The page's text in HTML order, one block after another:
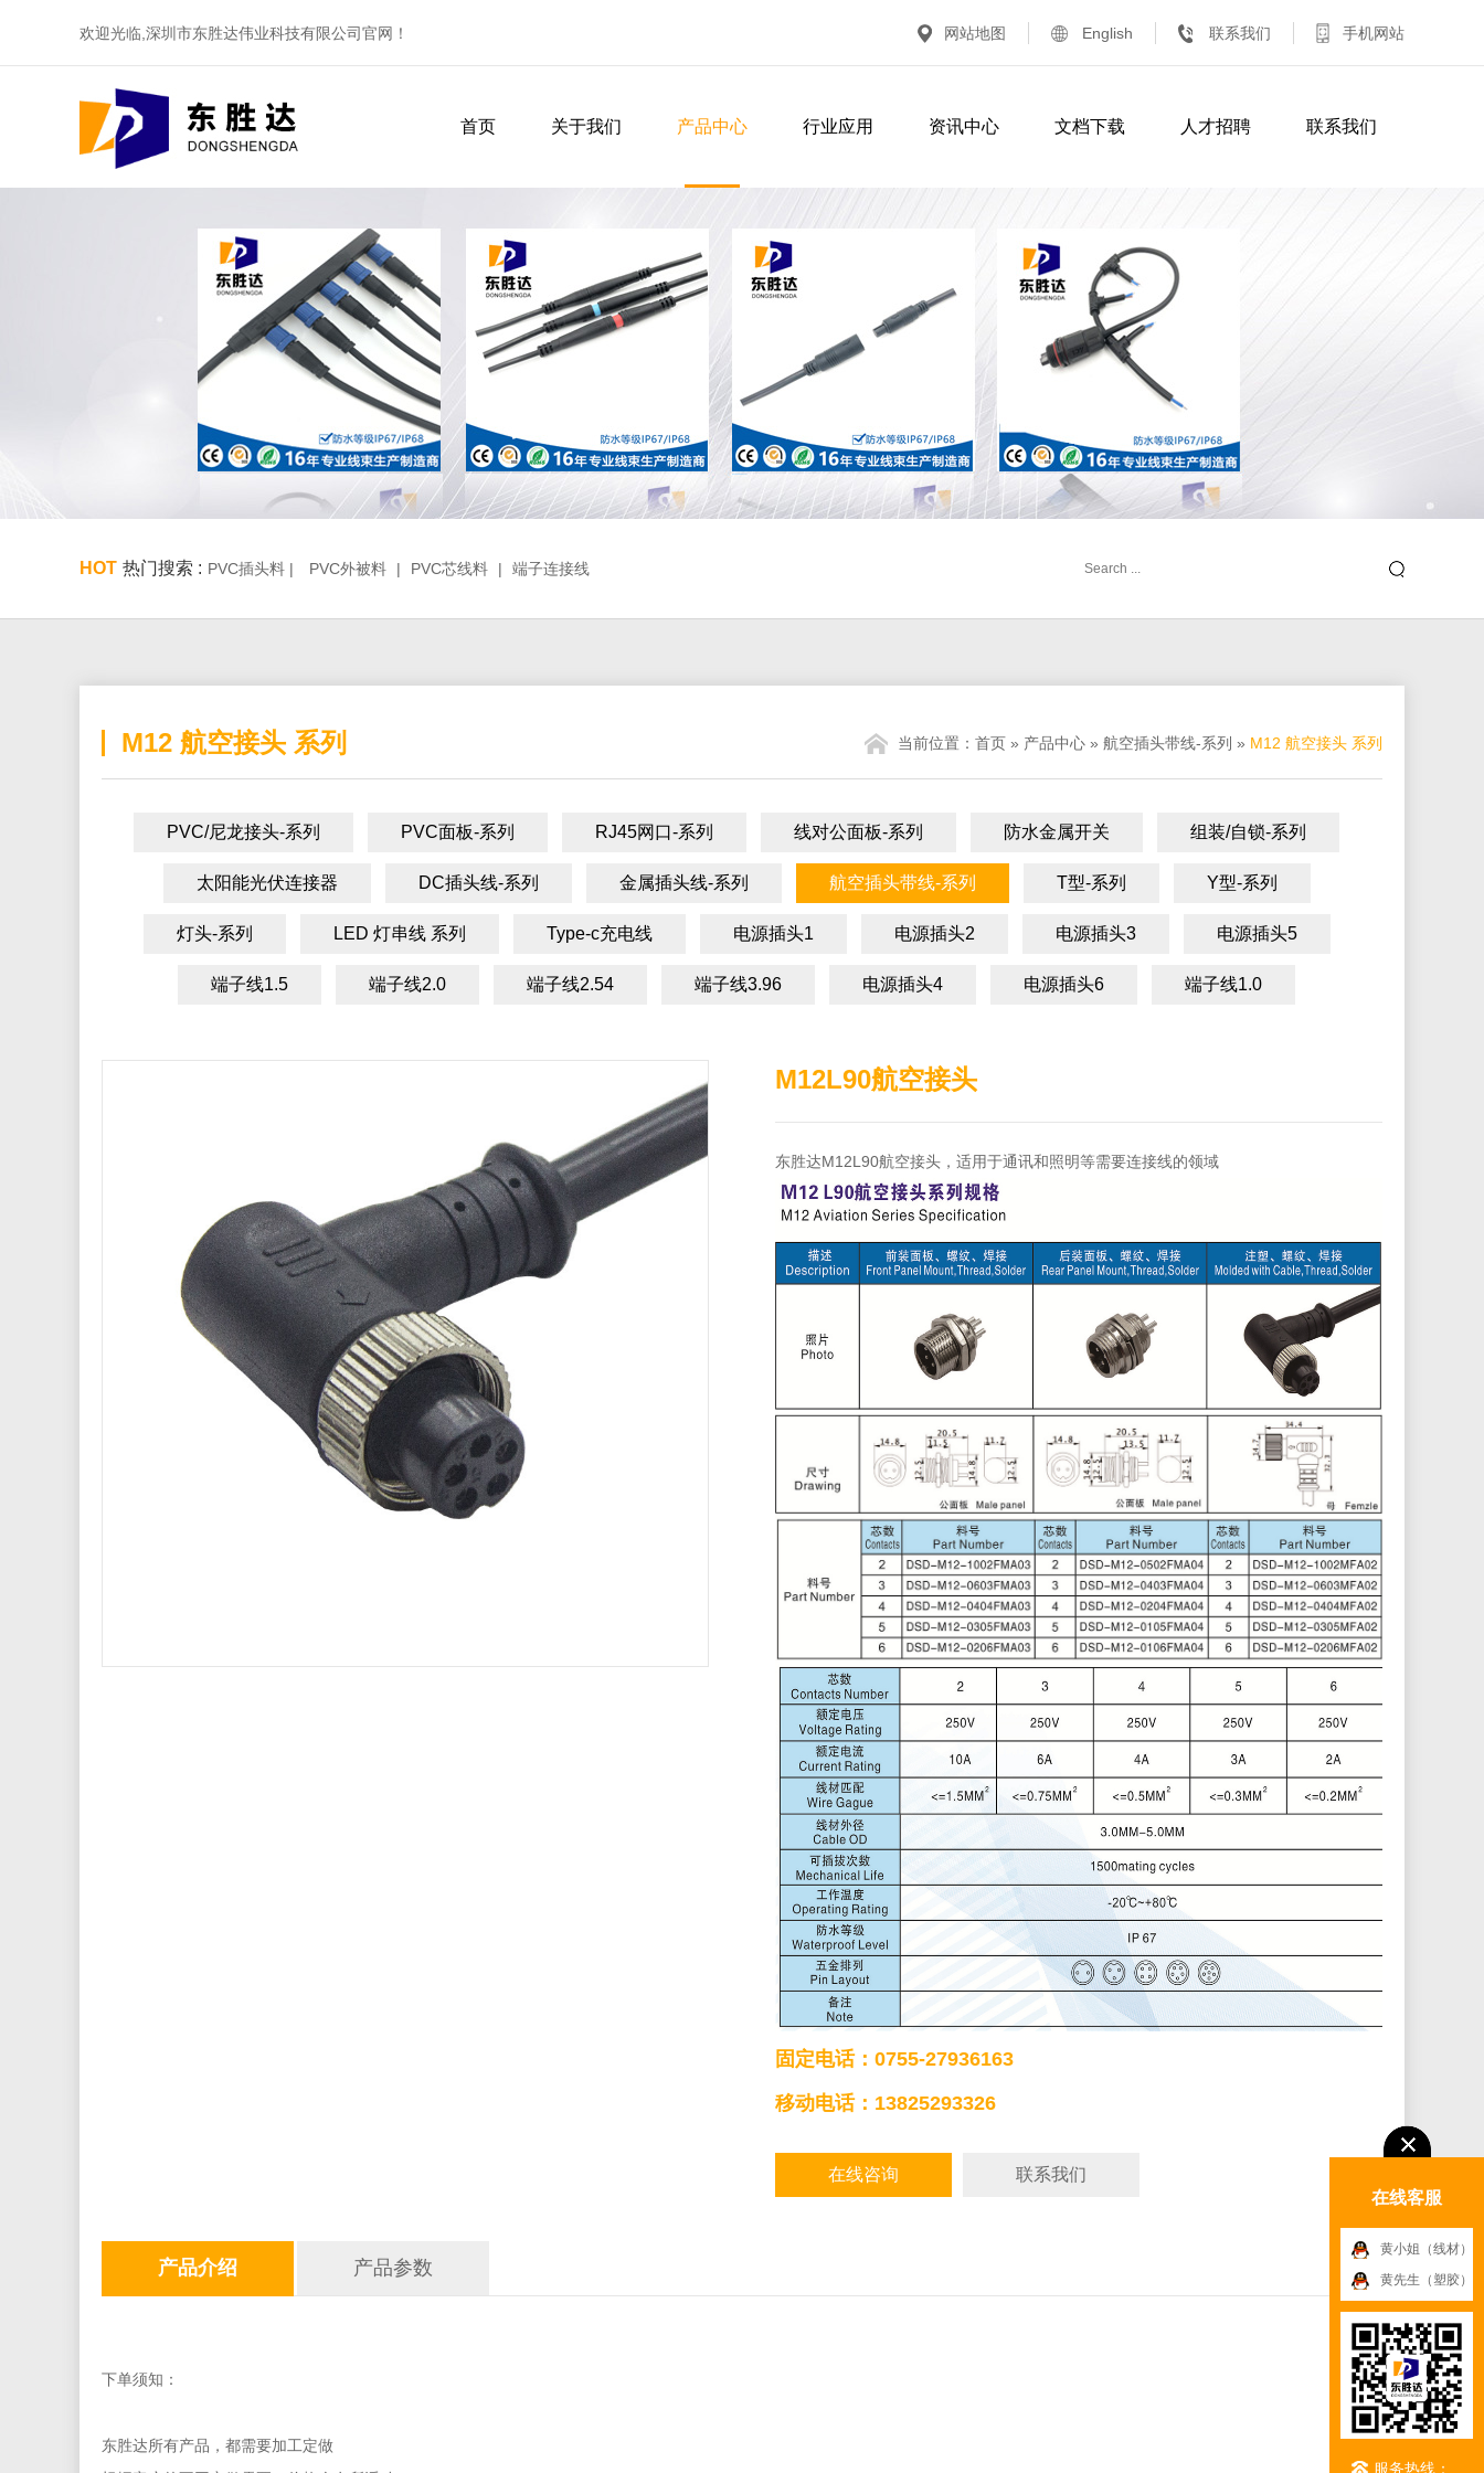
欢迎光临,深圳市东胜达伟业科技有限公司官网！ 网站地图 English 联系我们 手机网站
首页 关于我们 产品中心 行业应用 资讯中心 文档下载 人才招聘 联系我们
HOT 热门搜索 : PVC插头料 | PVC外被料 | PVC芯线料 | 端子连接线
M12 航空接头 系列 当前位置： 首页 » 产品中心 » 航空插头带线-系列 » M12 航空接头 系列
PVC/尼龙接头-系列 PVC面板-系列 RJ45网口-系列 线对公面板-系列 防水金属开关 组装/自锁-系列
太阳能光伏连接器 DC插头线-系列 金属插头线-系列 航空插头带线-系列 T型-系列 Y型-系列
灯头-系列 LED 灯串线 系列 Type-c充电线 电源插头1 电源插头2 电源插头3 电源插头5
端子线1.5 端子线2.0 端子线2.54 端子线3.96 电源插头4 电源插头6 端子线1.0
M12L90航空接头
东胜达M12L90航空接头，适用于通讯和照明等需要连接线的领域
固定电话：0755-27936163
移动电话：13825293326
在线咨询 联系我们
产品介绍 产品参数
下单须知：
东胜达所有产品，都需要加工定做
在线客服
黄小姐（线材）
黄先生（塑胶）
服务热线：